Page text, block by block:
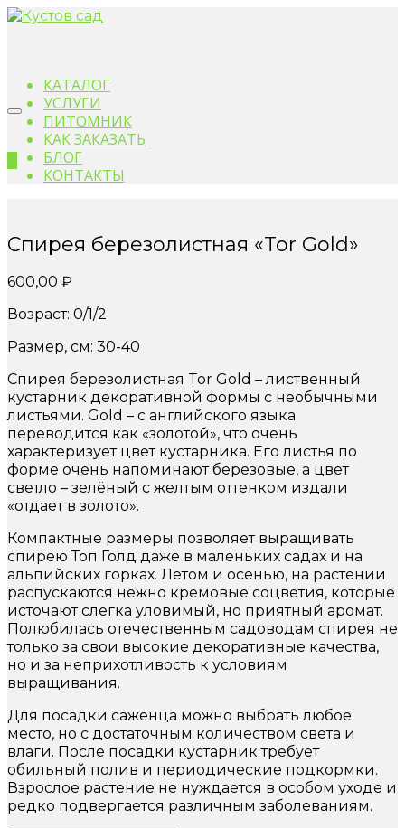
КАТАЛОГ
УСЛУГИ
ПИТОМНИК
КАК ЗАКАЗАТЬ
БЛОГ
КОНТАКТЫ
Спирея березолистная «Tor Gold»
600,00 ₽
Возраст: 0/1/2
Размер, см: 30-40
Спирея березолистная Tor Gold – лиственный
кустарник декоративной формы с необычными
листьями. Gold – с английского языка
переводится как «золотой», что очень
характеризует цвет кустарника. Его листья по
форме очень напоминают березовые, а цвет
светло – зелёный с желтым оттенком издали
«отдает в золото».
Компактные размеры позволяет выращивать
спирею Топ Голд даже в маленьких садах и на
альпийских горках. Летом и осенью, на растении
распускаются нежно кремовые соцветия, которые
источают слегка уловимый, но приятный аромат.
Полюбилась отечественным садоводам спирея не
только за свои высокие декоративные качества,
но и за неприхотливость к условиям
выращивания.
Для посадки саженца можно выбрать любое
место, но с достаточным количеством света и
влаги. После посадки кустарник требует
обильный полив и периодические подкормки.
Взрослое растение не нуждается в особом уходе и
редко подвергается различным заболеваниям.